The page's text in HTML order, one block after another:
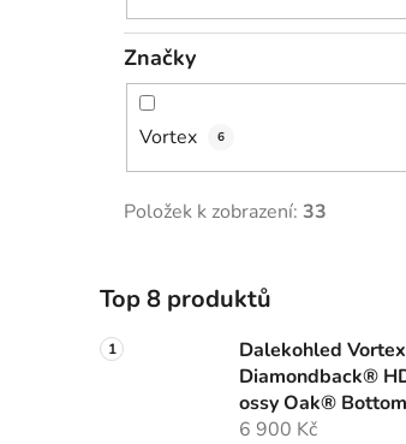
Značky
Vortex 6
Položek k zobrazení: 33
Top 8 produktů
Dalekohled Vortex
Diamondback®
ossy Oak®
6 900 Kč